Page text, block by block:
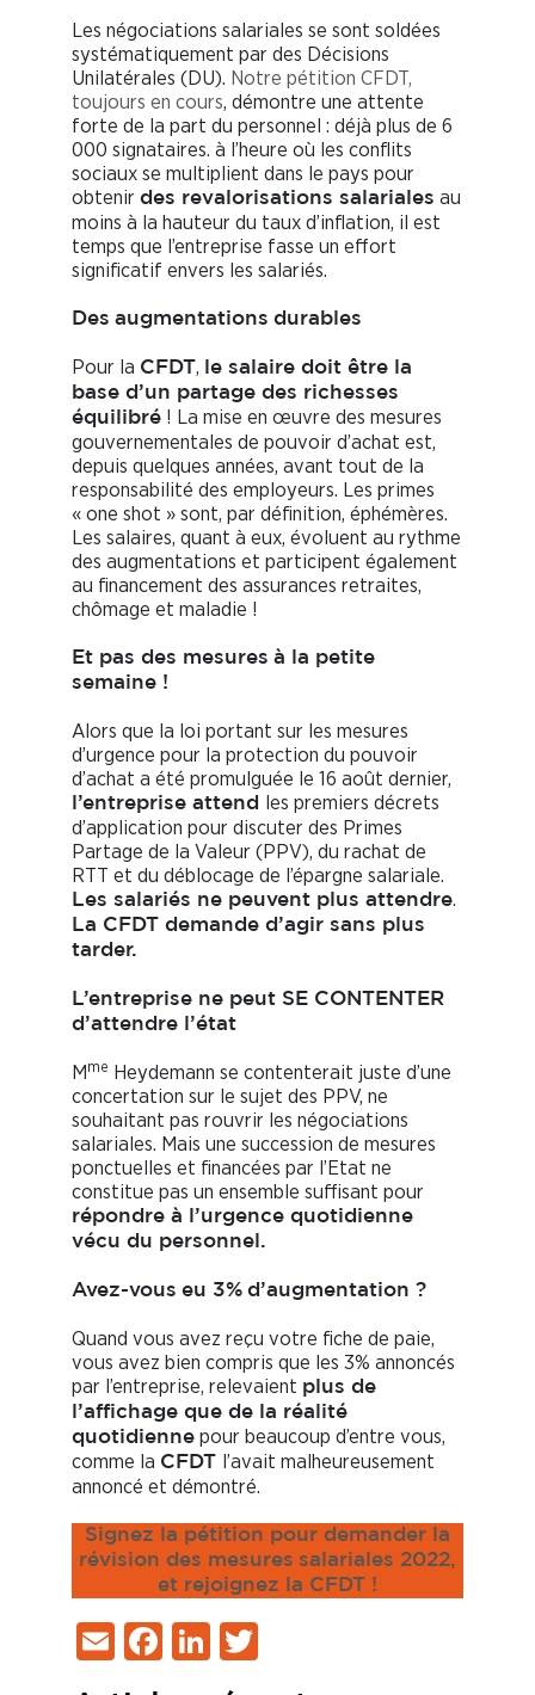
Les négociations salariales se sont soldées
systématiquement par des Décisions
Unilatérales (DU). Notre pétition CFDT,
toujours en cours, démontre une attente
forte de la part du personnel : déjà plus de 6
000 signataires. à l’heure où les conflits
sociaux se multiplient dans le pays pour
obtenir des revalorisations salariales au
moins à la hauteur du taux d’inflation, il est
temps que l’entreprise fasse un effort
significatif envers les salariés.
Des augmentations durables
Pour la CFDT ,
le salaire doit être la
base d’un partage des richesses
équilibré ! La mise en œuvre des mesures
gouvernementales de pouvoir d’achat est,
depuis quelques années, avant tout de la
responsabilité des employeurs. Les primes
« one shot » sont, par définition, éphémères.
Les salaires, quant à eux, évoluent au rythme
des augmentations et participent également
au financement des assurances retraites,
chômage et maladie !
Et pas des mesures à la petite
semaine !
Alors que la loi portant sur les mesures
d’urgence pour la protection du pouvoir
d’achat a été promulguée le 16 août dernier,
l’entreprise attend
les premiers décrets
d’application pour discuter des Primes
Partage de la Valeur (PPV), du rachat de
RTT et du déblocage de l’épargne salariale.
Les salariés ne peuvent plus attendre.
La CFDT demande d’agir sans plus
tarder.
L’entreprise ne peut SE CONTENTER
d’attendre l’état
M me
Heydemann se contenterait juste d’une
concertation sur le sujet des PPV, ne
souhaitant pas rouvrir les négociations
salariales. Mais une succession de mesures
ponctuelles et financées par l’Etat ne
constitue pas un ensemble suffisant pour
répondre à l’urgence quotidienne
vécu du personnel.
Avez-vous eu 3% d’augmentation ?
Quand vous avez reçu votre fiche de paie,
vous avez bien compris que les 3% annoncés
par l’entreprise, relevaient plus de
l’affichage que de la réalité
quotidienne pour beaucoup d’entre vous,
comme la CFDT
l’avait malheureusement
annoncé et démontré.
Signez la pétition pour demander la
révision des mesures salariales 2022,
et rejoignez la CFDT !
EmailFacebook
LinkedIn